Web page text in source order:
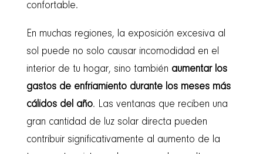
confortable.
En muchas regiones, la exposición excesiva al
sol puede no solo causar incomodidad en el
interior de tu hogar, sino también aumentar los
gastos de enfriamiento durante los meses más
cálidos del año. Las ventanas que reciben una
gran cantidad de luz solar directa pueden
contribuir significativamente al aumento de la